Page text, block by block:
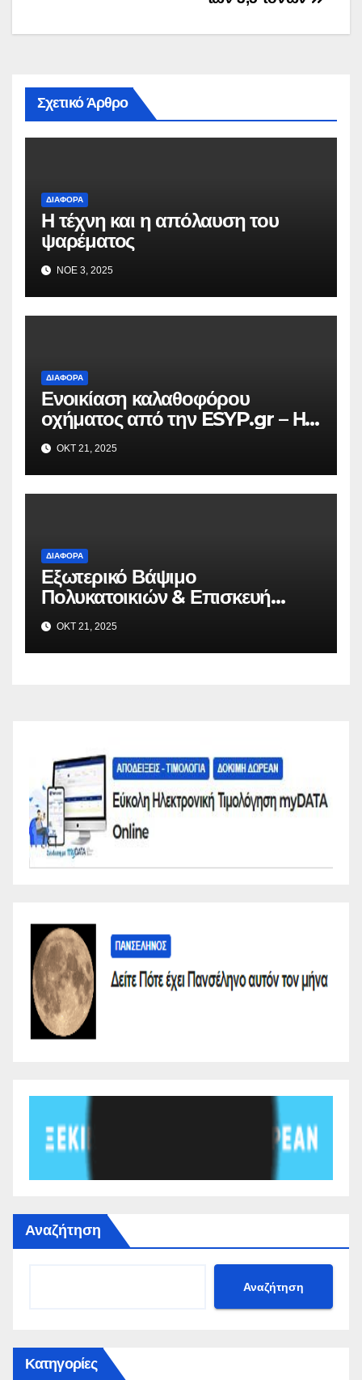
Σχετικό Άρθρο
ΔΙΆΦΟΡΑ
Η τέχνη και η απόλαυση του
ψαρέματος
ΝΟΈ 3, 2025
ΔΙΆΦΟΡΑ
Ενοικίαση καλαθοφόρου
οχήματος από την ESYP.gr – Η
αξιόπιστη λύση για κάθε εργασία
σε ύψος
ΟΚΤ 21, 2025
ΔΙΆΦΟΡΑ
Εξωτερικό Βάψιμο
Πολυκατοικιών & Επισκευή
Μπαλκονιών σε Όλη την Αττική –
VAFO.GR
ΟΚΤ 21, 2025
Αναζήτηση
Αναζήτηση
Κατηγορίες